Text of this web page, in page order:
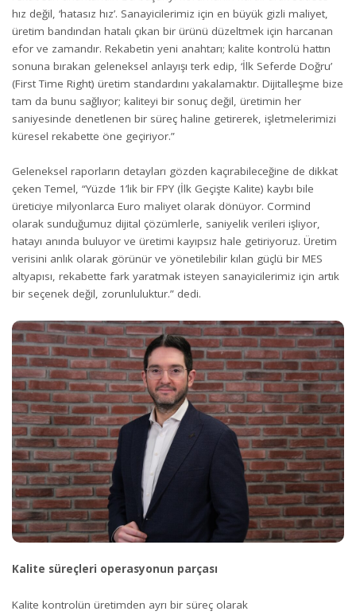
hız değil, ‘hatasız hız’. Sanayicilerimiz için en büyük gizli maliyet,
üretim bandından hatalı çıkan bir ürünü düzeltmek için harcanan
efor ve zamandır. Rekabetin yeni anahtarı; kalite kontrolü hattın
sonuna bırakan geleneksel anlayışı terk edip, ‘İlk Seferde Doğru’
(First Time Right) üretim standardını yakalamaktır. Dijitalleşme bize
tam da bunu sağlıyor; kaliteyi bir sonuç değil, üretimin her
saniyesinde denetlenen bir süreç haline getirerek, işletmelerimizi
küresel rekabette öne geçiriyor.”
Geleneksel raporların detayları gözden kaçırabileceğine de dikkat
çeken Temel, “Yüzde 1’lik bir FPY (İlk Geçişte Kalite) kaybı bile
üreticiye milyonlarca Euro maliyet olarak dönüyor. Cormind
olarak sunduğumuz dijital çözümlerle, saniyelik verileri işliyor,
hatayı anında buluyor ve üretimi kayıpsız hale getiriyoruz. Üretim
verisini anlık olarak görünür ve yönetilebilir kılan güçlü bir MES
altyapısı, rekabette fark yaratmak isteyen sanayicilerimiz için artık
bir seçenek değil, zorunluluktur.” dedi.
Kalite süreçleri operasyonun parçası
Kalite kontrolün üretimden ayrı bir süreç olarak